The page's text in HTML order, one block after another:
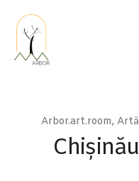
Arbor.art.room, Artă